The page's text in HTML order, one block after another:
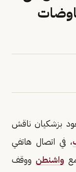
بزشكيان ناقش
، في اتصال هاتفي
واشنطن ووقف